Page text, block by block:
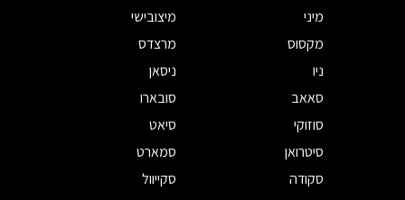
מיני
מיצובישי
מקסוס
מרצדס
ניו
ניסאן
סאאב
סובארו
סוזוקי
סיאט
סיטרואן
סמארט
סקודה
סקייוול